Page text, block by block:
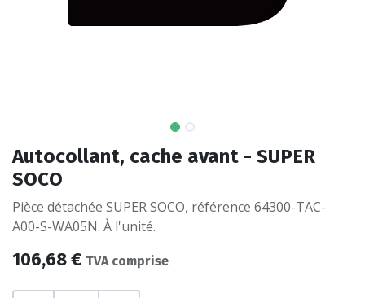
Autocollant, cache avant - SUPER
SOCO
Pièce détachée SUPER SOCO, référence 64300-TAC-
A00-S-WA05N. À l'unité.
106,68€ TVA comprise